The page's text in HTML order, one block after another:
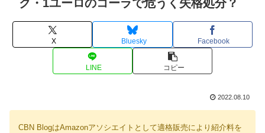
ク・1ユーロのコーラで危うく失格処分？
X Bluesky Facebook
LINE コピー
2022.08.10
CBN BlogはAmazonアソシエイトとして適格販売により紹介料を